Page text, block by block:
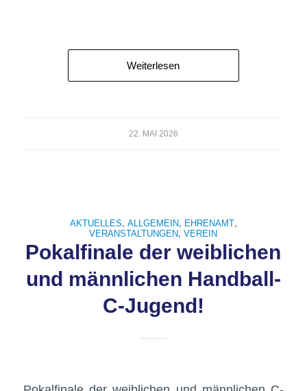
Weiterlesen
22. MAI 2026
AKTUELLES, ALLGEMEIN, EHRENAMT,
VERANSTALTUNGEN,VEREIN
Pokalfinale der weiblichen
und männlichen Handball-
C-Jugend!